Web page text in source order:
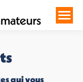
qui vous